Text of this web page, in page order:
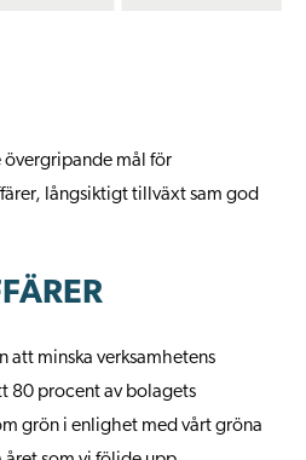
mål för
långsiktigt tillväxt sam god
att minska verksamhetens
80 procent av bolagets
grön i enlighet med vårt gröna